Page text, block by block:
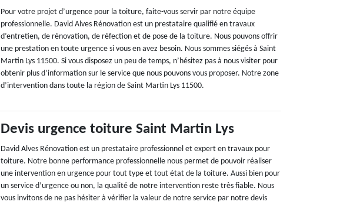
Pour votre projet d’urgence pour la toiture, faite-vous servir par notre équipe
professionnelle. David Alves Rénovation est un prestataire qualifié en travaux
d’entretien, de rénovation, de réfection et de pose de la toiture. Nous pouvons offrir
une prestation en toute urgence si vous en avez besoin. Nous sommes siégés à Saint
Martin Lys 11500. Si vous disposez un peu de temps, n’hésitez pas à nous visiter pour
obtenir plus d’information sur le service que nous pouvons vous proposer. Notre zone
d’intervention dans toute la région de Saint Martin Lys 11500.
Devis urgence toiture Saint Martin Lys
David Alves Rénovation est un prestataire professionnel et expert en travaux pour
toiture. Notre bonne performance professionnelle nous permet de pouvoir réaliser
une intervention en urgence pour tout type et tout état de la toiture. Aussi bien pour
un service d’urgence ou non, la qualité de notre intervention reste très fiable. Nous
vous invitons de ne pas hésiter à vérifier la valeur de notre service par notre devis